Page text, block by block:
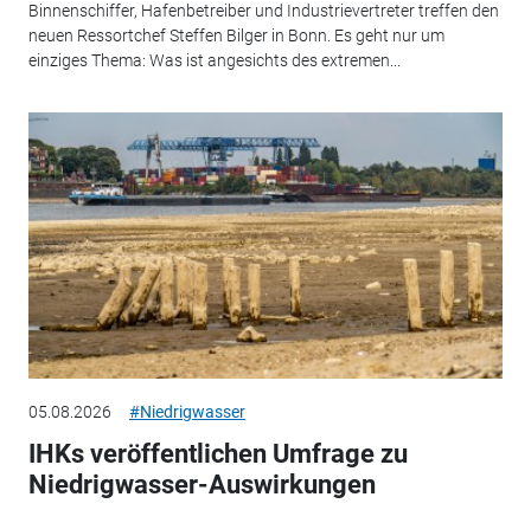
Binnenschiffer, Hafenbetreiber und Industrievertreter treffen den
neuen Ressortchef Steffen Bilger in Bonn. Es geht nur um
einziges Thema: Was ist angesichts des extremen...
05.08.2026 #Niedrigwasser
IHKs veröffentlichen Umfrage zu
Niedrigwasser-Auswirkungen